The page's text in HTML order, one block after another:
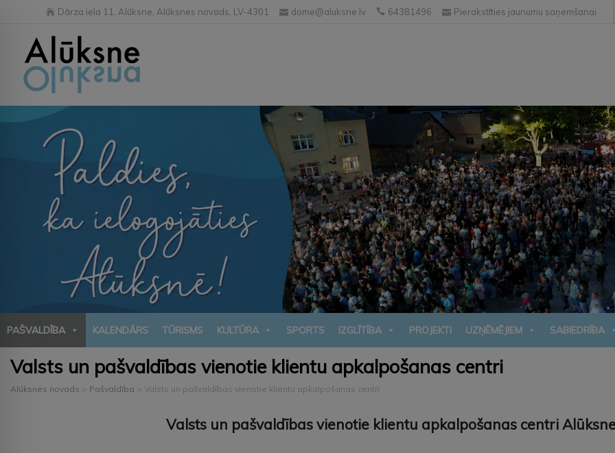
Dārza iela 11, Alūksne, Alūksnes novads, LV-4301 dome@aluksne.lv 64381496 Pierakstīties jaunumu saņemšanai
PAŠVALDĪBA KALENDĀRS TŪRISMS KULTŪRA SPORTS IZGLĪTĪBA PROJEKTI UZŅĒMĒJIEM SABIEDRĪBA
Valsts un pašvaldības vienotie klientu apkalpošanas centri
Alūksnes novads > Pašvaldība > Valsts un pašvaldības vienotie klientu apkalpošanas centri
Valsts un pašvaldības vienotie klientu apkalpošanas centri